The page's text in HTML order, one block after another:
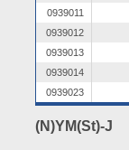
0939011
0939012
0939013
0939014
0939023
(N)YM(St)-J